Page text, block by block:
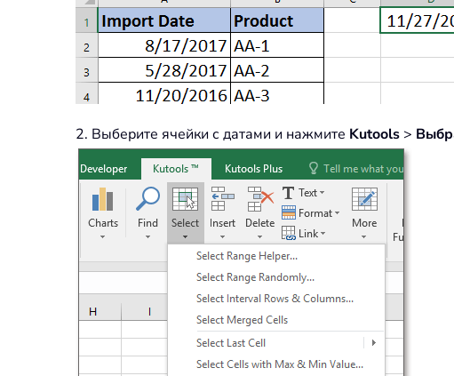
2. Выберите ячейки с датами и нажмите Kutools >